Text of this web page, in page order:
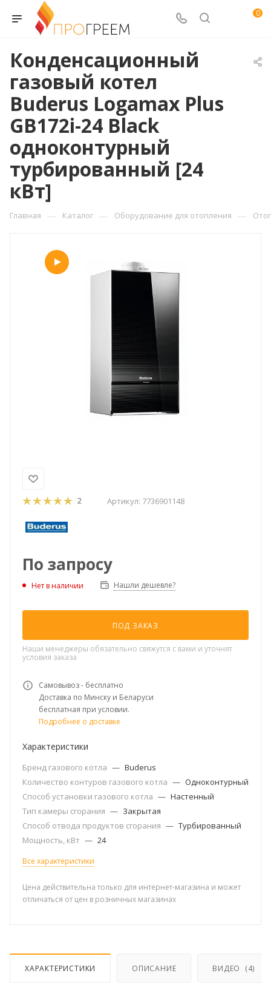
0
Конденсационный
газовый котел
Buderus Logamax Plus
GB172i-24 Black
одноконтурный
турбированный [24
кВт]
Главная — Каталог — Оборудование для отопления —
2 Артикул: 7736901148
По запросу
Нет в наличии Нашли дешевле?
ПОД ЗАКАЗ
Наши менеджеры обязательно свяжутся с вами и уточнят
условия заказа
Самовывоз - бесплатно
Доставка по Минску и Беларуси
бесплатная при условии.
Подробнее о доставке
Характеристики
Бренд газового котла — Buderus
Количество контуров газового котла — Одноконтурный
Способ установки газового котла — Настенный
Тип камеры сгорания — Закрытая
Способ отвода продуктов сгорания — Турбированный
Мощность, кВт — 24
Все характеристики
Цена действительна только для интернет-магазина и может
отличаться от цен в розничных магазинах
ХАРАКТЕРИСТИКИ ОПИСАНИЕ ВИДЕО (4)